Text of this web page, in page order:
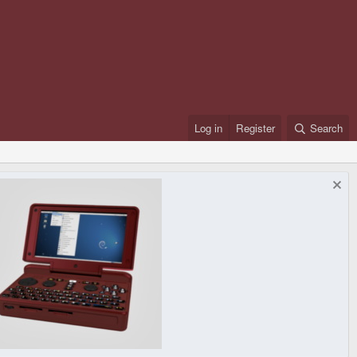
Log in Register Search